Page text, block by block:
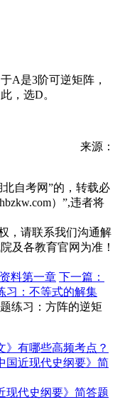
A是3阶可逆矩阵，
，选D。
来源：
自考网”的，转载必
）”,违者将
，请联系我们沟通解
及各教育官网为准！
料第一章 下一篇：
习：不等式的解集
练习：方阵的逆矩
》有哪些高频考点？
国近现代史纲要》简
现代史纲要》简答题